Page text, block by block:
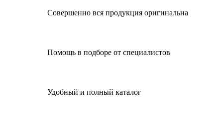
Совершенно вся продукция оригинальна
Помощь в подборе от специалистов
Удобный и полный каталог